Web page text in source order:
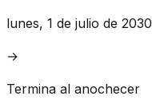
lunes, 1 de julio de 2030
→
Termina al anochecer